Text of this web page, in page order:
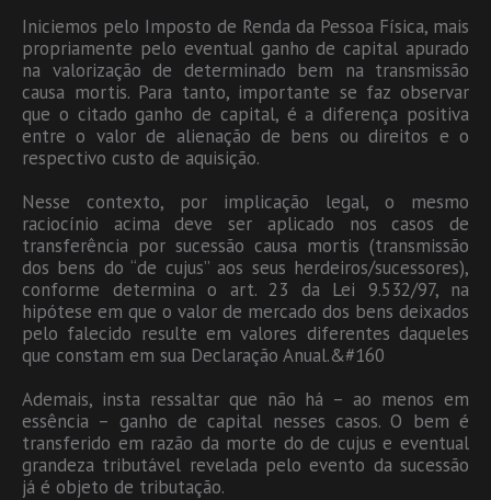
Iniciemos pelo Imposto de Renda da Pessoa Física, mais
propriamente pelo eventual ganho de capital apurado
na valorização de determinado bem na transmissão
causa mortis. Para tanto, importante se faz observar
que o citado ganho de capital, é a diferença positiva
entre o valor de alienação de bens ou direitos e o
respectivo custo de aquisição.
Nesse contexto, por implicação legal, o mesmo
raciocínio acima deve ser aplicado nos casos de
transferência por sucessão causa mortis (transmissão
dos bens do “de cujus” aos seus herdeiros/sucessores),
conforme determina o art. 23 da Lei 9.532/97, na
hipótese em que o valor de mercado dos bens deixados
pelo falecido resulte em valores diferentes daqueles
que constam em sua Declaração Anual.&#160
Ademais, insta ressaltar que não há – ao menos em
essência – ganho de capital nesses casos. O bem é
transferido em razão da morte do de cujus e eventual
grandeza tributável revelada pelo evento da sucessão
já é objeto de tributação.